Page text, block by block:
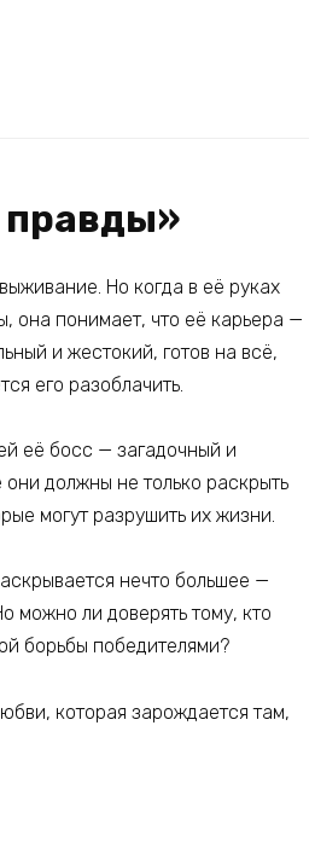
правды»
Но когда в её руках
она понимает, что её карьера —
и жестокий, готов на всё,
его разоблачить.
её босс — загадочный и
должны не только раскрыть
могут разрушить их жизни.
нечто большее —
можно ли доверять тому, кто
борьбы победителями?
которая зарождается там,